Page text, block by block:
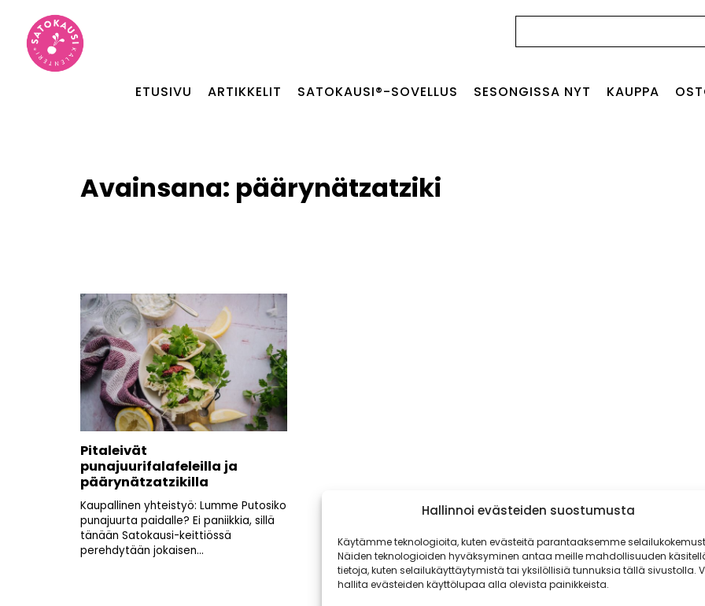
Hallinnoi evästeiden suostumusta
Käytämme teknologioita, kuten evästeitä parantaaksemme
Näiden teknologioiden hyväksyminen antaa meille mahdollisuuden
tietoja, kuten selailukäyttäytymistä tai yksilöllisiä tunnuksia tällä sivustolla.
hallita evästeiden käyttölupaa alla olevista painikkeista.
ETUSIVU ARTIKKELIT SATOKAUSI®-SOVELLUS SESONGISSA NYT KAUPPA
Avainsana: päärynätzatziki
Pitaleivät
punajuurifalafeleilla ja
päärynätzatzikilla
Kaupallinen yhteistyö: Lumme Putosiko
punajuurta paidalle? Ei paniikkia, sillä
tänään Satokausi-keittiössä
perehdytään jokaisen...